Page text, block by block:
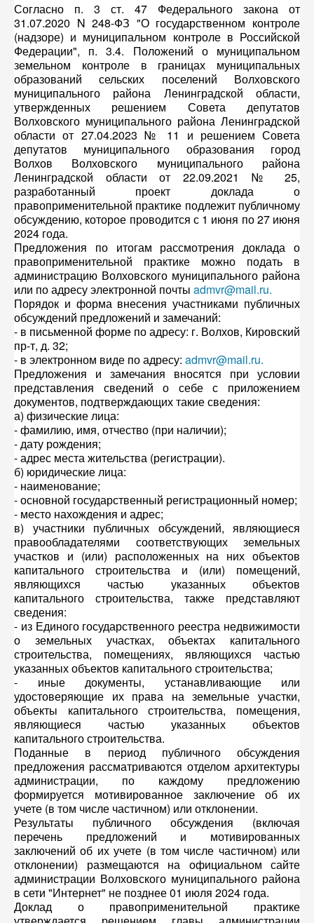
Согласно п. 3 ст. 47 Федерального закона от
31.07.2020 N 248-ФЗ "О государственном контроле
(надзоре) и муниципальном контроле в Российской
Федерации", п. 3.4. Положений о муниципальном
земельном контроле в границах муниципальных
образований сельских поселений Волховского
муниципального района Ленинградской области,
утвержденных решением Совета депутатов
Волховского муниципального района Ленинградской
области от 27.04.2023 № 11 и решением Совета
депутатов муниципального образования город
Волхов Волховского муниципального района
Ленинградской области от 22.09.2021 № 25,
разработанный проект доклада о
правоприменительной практике подлежит публичному
обсуждению, которое проводится с 1 июня по 27 июня
2024 года.
Предложения по итогам рассмотрения доклада о
правоприменительной практике можно подать в
администрацию Волховского муниципального района
или по адресу электронной почты admvr@mail.ru.
Порядок и форма внесения участниками публичных
обсуждений предложений и замечаний:
- в письменной форме по адресу: г. Волхов, Кировский
пр-т, д. 32;
- в электронном виде по адресу: admvr@mail.ru.
Предложения и замечания вносятся при условии
представления сведений о себе с приложением
документов, подтверждающих такие сведения:
а) физические лица:
- фамилию, имя, отчество (при наличии);
- дату рождения;
- адрес места жительства (регистрации).
б) юридические лица:
- наименование;
- основной государственный регистрационный номер;
- место нахождения и адрес;
в) участники публичных обсуждений, являющиеся
правообладателями соответствующих земельных
участков и (или) расположенных на них объектов
капитального строительства и (или) помещений,
являющихся частью указанных объектов
капитального строительства, также представляют
сведения:
- из Единого государственного реестра недвижимости
о земельных участках, объектах капитального
строительства, помещениях, являющихся частью
указанных объектов капитального строительства;
- иные документы, устанавливающие или
удостоверяющие их права на земельные участки,
объекты капитального строительства, помещения,
являющиеся частью указанных объектов
капитального строительства.
Поданные в период публичного обсуждения
предложения рассматриваются отделом архитектуры
администрации, по каждому предложению
формируется мотивированное заключение об их
учете (в том числе частичном) или отклонении.
Результаты публичного обсуждения (включая
перечень предложений и мотивированных
заключений об их учете (в том числе частичном) или
отклонении) размещаются на официальном сайте
администрации Волховского муниципального района
в сети "Интернет" не позднее 01 июля 2024 года.
Доклад о правоприменительной практике